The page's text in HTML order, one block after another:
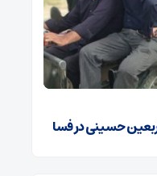
حسینی در فسا